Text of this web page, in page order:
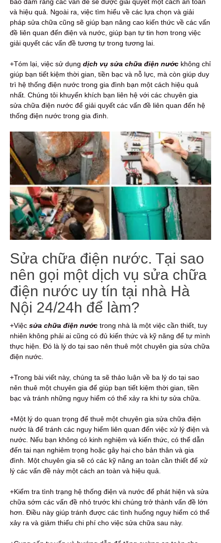
và hiệu quả. Ngoài ra, việc tìm hiểu về các lựa chọn và giải
pháp sửa chữa cũng sẽ giúp bạn nâng cao kiến thức về các vấn
đề liên quan đến điện và nước, giúp bạn tự tin hơn trong việc
giải quyết các vấn đề tương tự trong tương lai.
+Tóm lại, việc sử dụng dịch vụ sửa chữa điện nước không chỉ
giúp bạn tiết kiệm thời gian, tiền bạc và nỗ lực, mà còn giúp duy
trì hệ thống điện nước trong gia đình bạn một cách hiệu quả
nhất. Chúng tôi khuyến khích bạn liên hệ với các chuyên gia
sửa chữa điện nước để giải quyết các vấn đề liên quan đến hệ
thống điện nước trong gia đình.
Sửa chữa điện nước. Tại sao
nên gọi một dịch vụ sửa chữa
điện nước uy tín tại nhà Hà
Nội 24/24h để làm?
+Việc sửa chữa điện nước trong nhà là một việc cần thiết, tuy
nhiên không phải ai cũng có đủ kiến thức và kỹ năng để tự mình
thực hiện. Đó là lý do tại sao nên thuê một chuyên gia sửa chữa
điện nước.
+Trong bài viết này, chúng ta sẽ thảo luận về ba lý do tại sao
nên thuê một chuyên gia để giúp bạn tiết kiệm thời gian, tiền
bạc và tránh những nguy hiểm có thể xảy ra khi tự sửa chữa.
+Một lý do quan trọng để thuê một chuyên gia sửa chữa điện
nước là để tránh các nguy hiểm liên quan đến việc xử lý điện và
nước. Nếu bạn không có kinh nghiệm và kiến thức, có thể dẫn
đến tai nạn nghiêm trọng hoặc gây hại cho bản thân và gia
đình. Một chuyên gia sẽ có các kỹ năng an toàn cần thiết để xử
lý các vấn đề này một cách an toàn và hiệu quả.
+Kiểm tra tình trạng hệ thống điện và nước để phát hiện và sửa
chữa sớm các vấn đề nhỏ trước khi chúng trở thành vấn đề lớn
hơn. Điều này giúp tránh được các tình huống nguy hiểm có thể
xảy ra và giảm thiểu chi phí cho việc sửa chữa sau này.